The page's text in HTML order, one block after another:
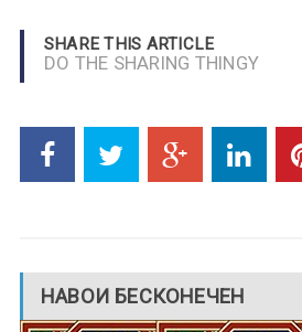
SHARE THIS ARTICLE
DO THE SHARING THINGY
НАВОИ БЕСКОНЕЧЕН